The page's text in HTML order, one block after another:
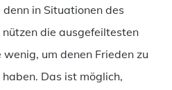
in Situationen des
die ausgefeiltesten
um denen Frieden zu
Das ist möglich,